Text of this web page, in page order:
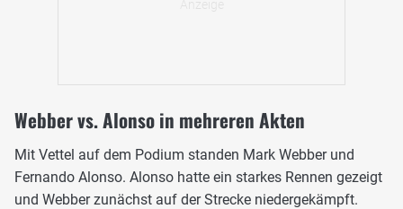
Webber vs. Alonso in mehreren Akten
Mit Vettel auf dem Podium standen Mark Webber und
Fernando Alonso. Alonso hatte ein starkes Rennen gezeigt
und Webber zunächst auf der Strecke niedergekämpft.